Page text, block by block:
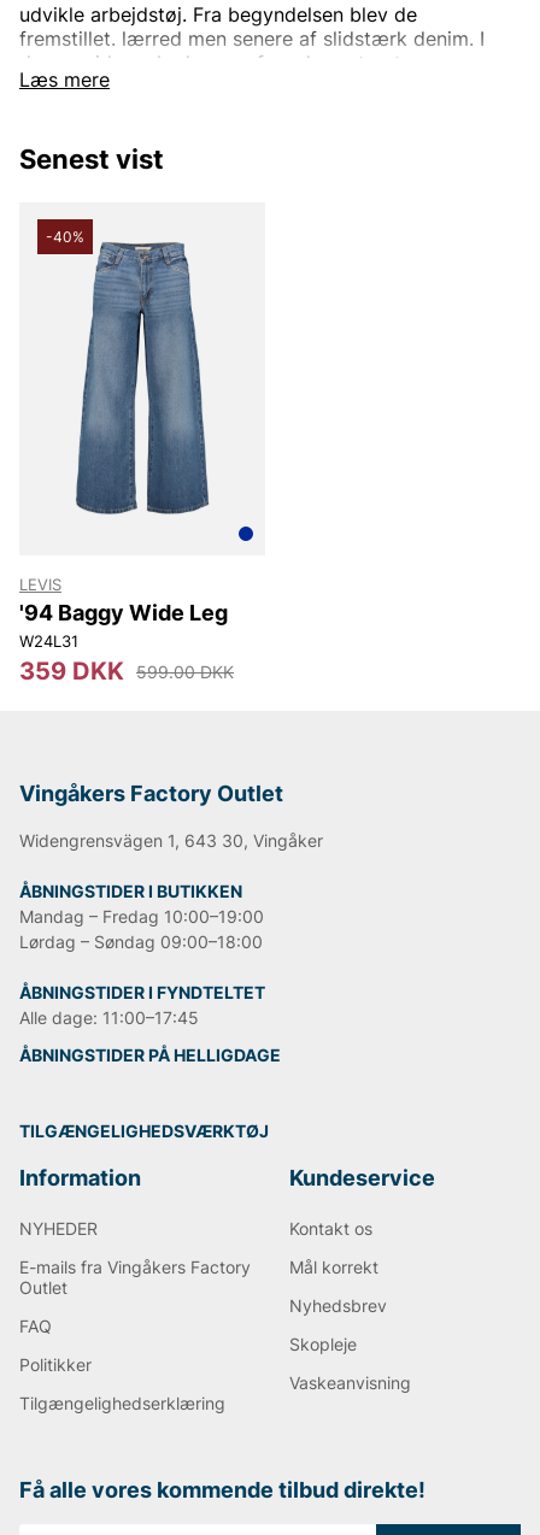
Læs mere
udvikle arbejdstøj. Fra begyndelsen blev de
fremstillet. lærred men senere af slidstærk denim. I
dag er virksomheden en af verdens største
tøjvirksomheder.
er Levi’s Det bruges til tøj verden rundt. Oprindeligt var
Levi's kun et produktnavn på de
diverse andre beklædningsgenstande og tilbehør. Den
mest kendte jeansmodel er
klassiker verden over.
Informationen er hentet fra Wikipedia.
Andre populære mærker:
Björn Borg
Senest vist
-40%
LEVIS
'94 Baggy Wide Leg
W24L31
359 DKK 599.00 DKK
Vingåkers Factory Outlet
Widengrensvägen 1, 643 30, Vingåker
ÅBNINGSTIDER I BUTIKKEN
Mandag – Fredag 10:00–19:00
Lørdag – Søndag 09:00–18:00
ÅBNINGSTIDER I FYNDTELTET
Alle dage: 11:00–17:45
ÅBNINGSTIDER PÅ HELLIGDAGE
TILGÆNGELIGHEDSVÆRKTØJ
Information
NYHEDER
E-mails fra Vingåkers Factory
Outlet
FAQ
Politikker
Tilgængelighedserklæring
Kundeservice
Kontakt os
Mål korrekt
Nyhedsbrev
Skopleje
Vaskeanvisning
Få alle vores kommende tilbud direkte!